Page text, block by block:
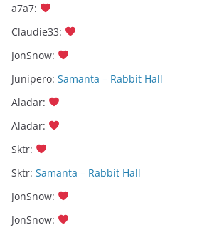
a7a7:
Claudie33:
JonSnow:
Junipero: Samanta – Rabbit Hall
Aladar:
Aladar:
Sktr:
Sktr: Samanta – Rabbit Hall
JonSnow:
JonSnow: